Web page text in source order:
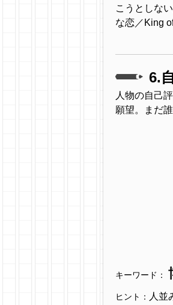
こうとしな
な恋／King
6.
人物の自己
願望。まだ
キーワード：
ヒント： 人並